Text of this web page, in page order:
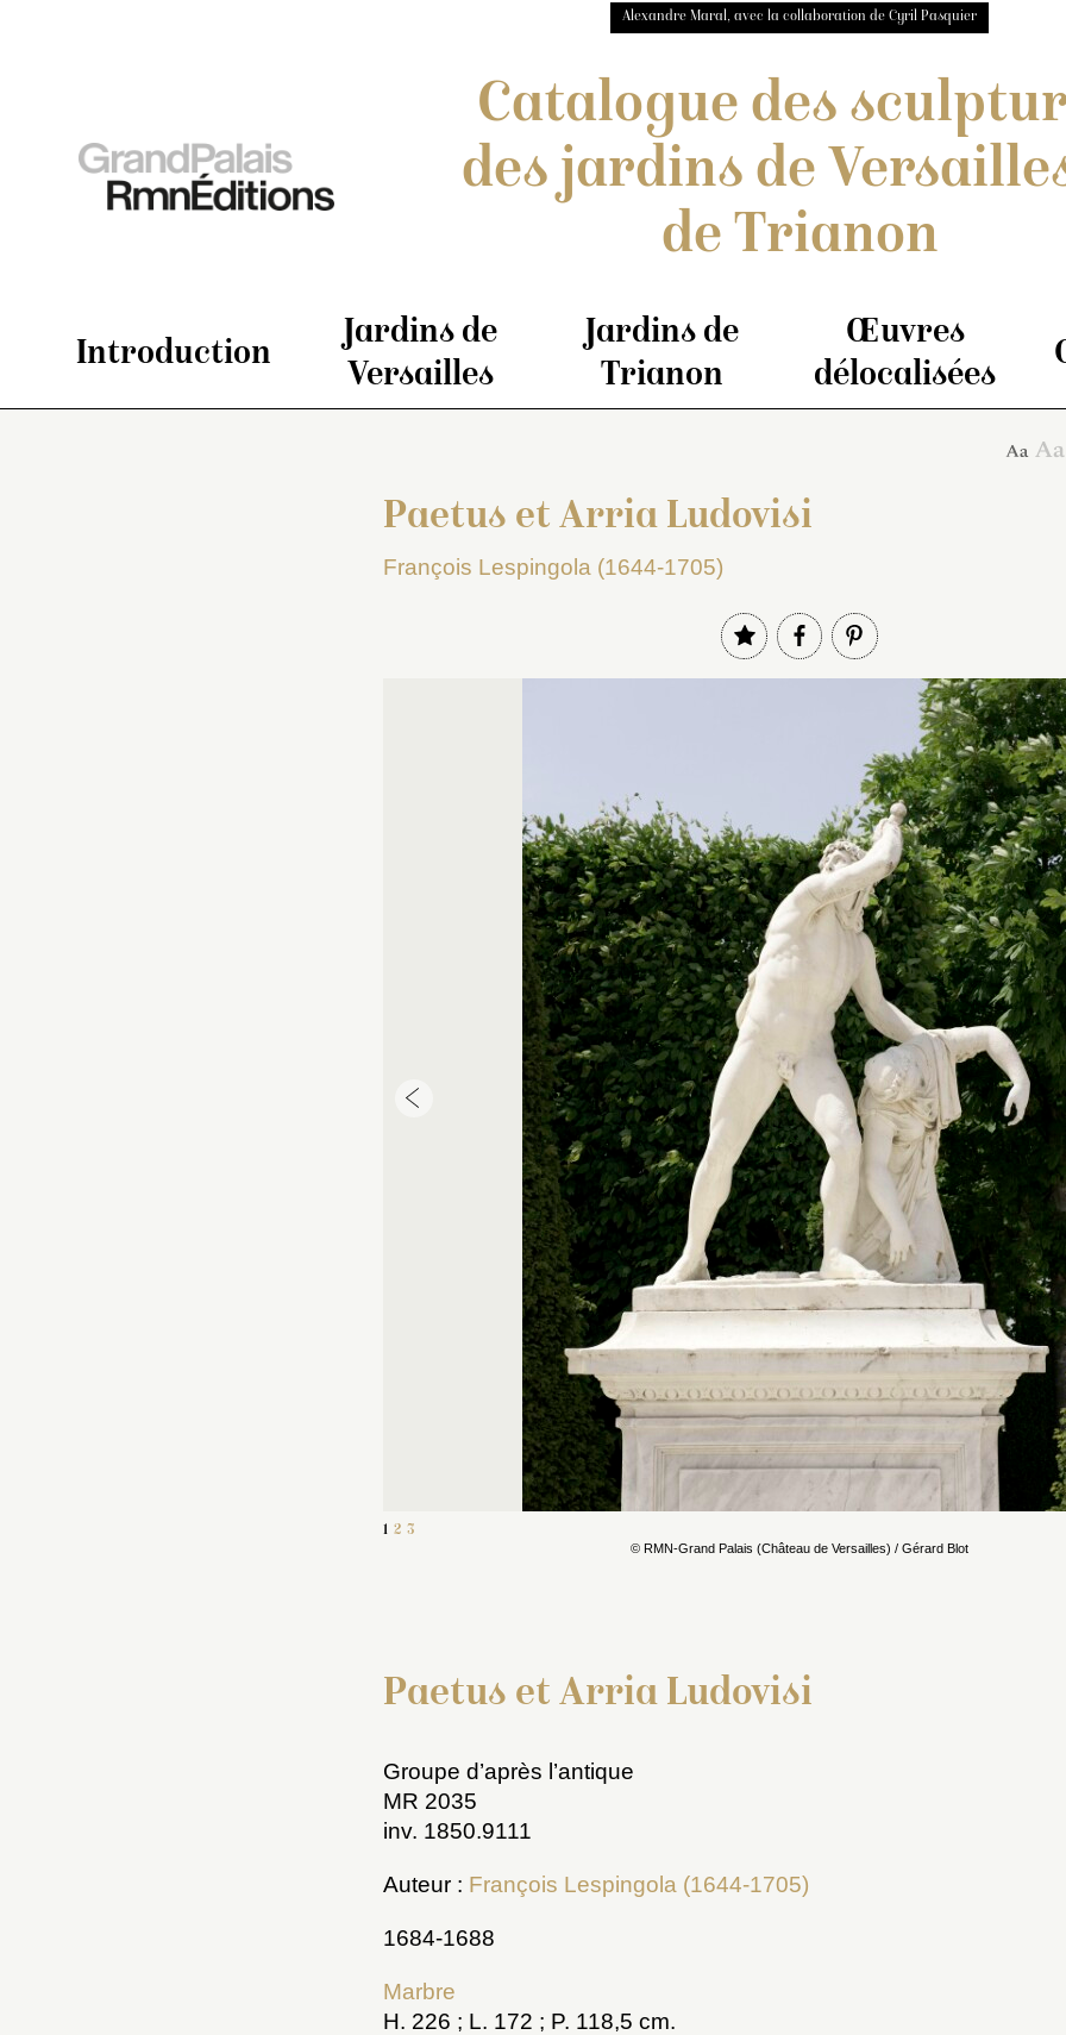
Alexandre Maral, avec la collaboration de Cyril Pasquier
Catalogue des
des jardins de
de Trianon
Introduction
Jardins de
Versailles
Jardins de
Trianon
Œuvres
délocalisées
Paetus et Arria Ludovisi
François Lespingola (1644-1705)
© RMN-Grand Palais (Château de Versailles) / Gérard Blot
1 2 3
Paetus et Arria Ludovisi
Groupe d’après l’antique
MR 2035
inv. 1850.9111
Auteur : François Lespingola (1644-1705)
1684-1688
Marbre
H. 226 ; L. 172 ; P. 118,5 cm.